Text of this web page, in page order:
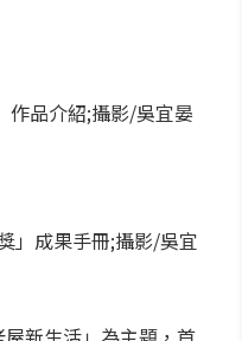
作品介紹;攝影/吳宜晏
」成果手冊;攝影/吳宜